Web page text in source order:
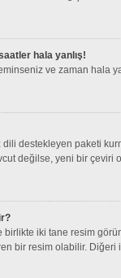
hala yanlış!
ve zaman hala
destekleyen paketi
değilse, yeni bir
birlikte iki tane resim
bir resim olabilir.